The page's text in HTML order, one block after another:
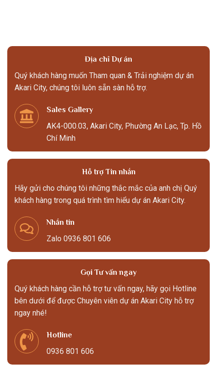
Địa chỉ Dự án
Quý khách hàng muốn Tham quan & Trải nghiệm dự án
Akari City, chúng tôi luôn sẵn sàn hỗ trợ.
Sales Gallery
AK4-000.03, Akari City, Phường An Lạc, Tp. Hồ
Chí Minh
Hỗ trợ Tin nhắn
Hãy gửi cho chúng tôi những thắc mắc của anh chị Quý
khách hàng trong quá trình tìm hiểu dự án Akari City.
Nhắn tin
Zalo 0936 801 606
Gọi Tư vấn ngay
Quý khách hàng cần hỗ trợ tư vấn ngay, hãy gọi Hotline
bên dưới để được Chuyên viên dự án Akari City hỗ trợ
ngay nhé!
Hotline
0936 801 606